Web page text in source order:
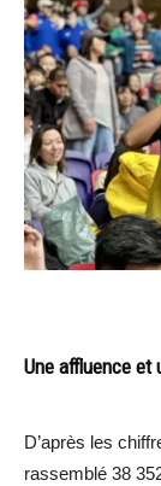
Une affluence et
D’après les
rassemblé 38